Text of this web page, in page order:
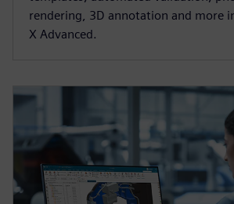
rendering, 3D annotation and more
X Advanced.